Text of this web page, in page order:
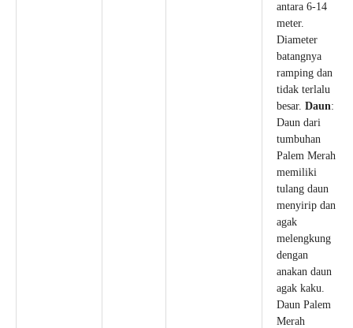
antara 6-14
meter.
Diameter
batangnya
ramping dan
tidak terlalu
besar. Daun:
Daun dari
tumbuhan
Palem Merah
memiliki
tulang daun
menyirip dan
agak
melengkung
dengan
anakan daun
agak kaku.
Daun Palem
Merah